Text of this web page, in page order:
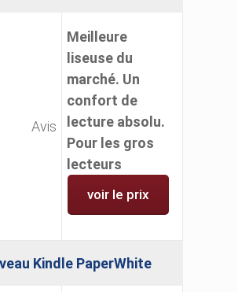
Avis
Meilleure
liseuse du
marché. Un
confort de
lecture absolu.
Pour les gros
lecteurs
voir le prix
Kindle PaperWhite